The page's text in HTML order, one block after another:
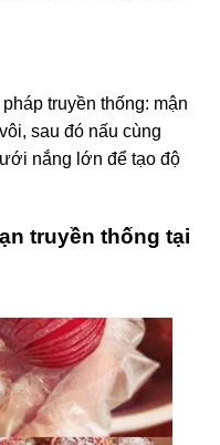
truyền thống: mận
sau đó nấu cùng
nắng lớn để tạo độ
truyền thống tại